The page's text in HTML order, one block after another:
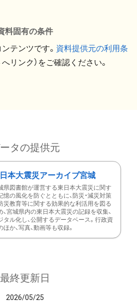
料固有の条件
テンツです。 資料提供元の利用条
へリンク）をご確認ください。
タの提供元
本大震災アーカイブ宮城
県図書館が運営する東日本大震災に関す
憶の風化を防ぐとともに、防災・減災対策
災教育等に関する効果的な利活用を図る
、宮城県内の東日本大震災の記録を収集、
タル化し、公開するデータベース。行政資
ほか、写真、動画等も収録。
最終更新日
2026/05/25